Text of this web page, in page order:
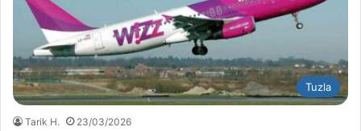
Tuzla
Tarik H. 23/03/2026